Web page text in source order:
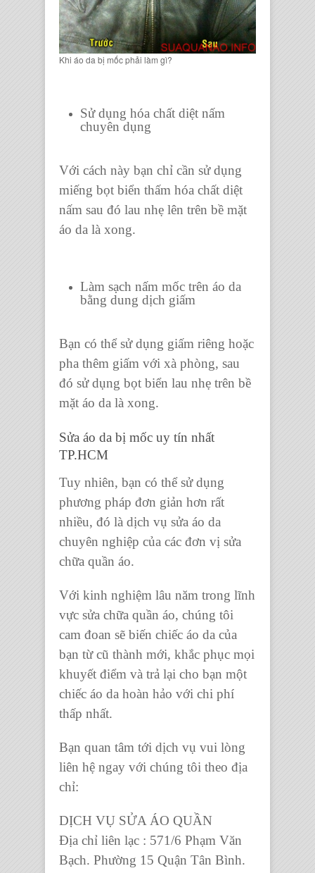
Khi áo da bị mốc phải làm gì?
Sử dụng hóa chất diệt nấm
chuyên dụng
Với cách này bạn chỉ cần sử dụng
miếng bọt biển thấm hóa chất diệt
nấm sau đó lau nhẹ lên trên bề mặt
áo da là xong.
Làm sạch nấm mốc trên áo da
bằng dung dịch giấm
Bạn có thể sử dụng giấm riêng hoặc
pha thêm giấm với xà phòng, sau
đó sử dụng bọt biển lau nhẹ trên bề
mặt áo da là xong.
Sửa áo da bị mốc uy tín nhất
TP.HCM
Tuy nhiên, bạn có thể sử dụng
phương pháp đơn giản hơn rất
nhiều, đó là dịch vụ sửa áo da
chuyên nghiệp của các đơn vị sửa
chữa quần áo.
Với kinh nghiệm lâu năm trong lĩnh
vực sửa chữa quần áo, chúng tôi
cam đoan sẽ biến chiếc áo da của
bạn từ cũ thành mới, khắc phục mọi
khuyết điểm và trả lại cho bạn một
chiếc áo da hoàn hảo với chi phí
thấp nhất.
Bạn quan tâm tới dịch vụ vui lòng
liên hệ ngay với chúng tôi theo địa
chỉ:
DỊCH VỤ SỬA ÁO QUẦN
Địa chỉ liên lạc : 571/6 Phạm Văn
Bạch. Phường 15 Quận Tân Bình.